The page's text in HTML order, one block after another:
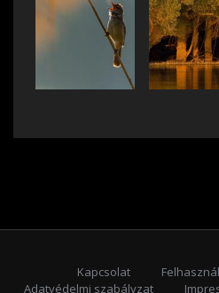
Kapcsolat
Adatvédelmi szabályzat